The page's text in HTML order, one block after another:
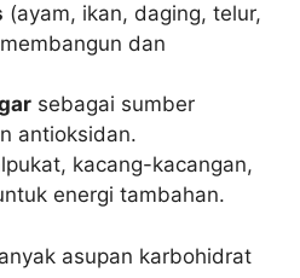
(ayam, ikan, daging, telur,
dan
sebagai sumber
antioksidan.
kacang-kacangan,
energi tambahan.
asupan karbohidrat